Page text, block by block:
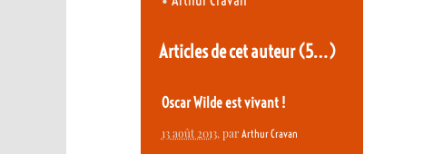
Articles de cet auteur(5…)
Oscar Wilde est vivant !
13 août 2013, par Arthur Cravan